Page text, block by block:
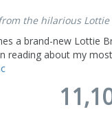
the hilarious Lottie
a brand-new Lottie
reading about my most